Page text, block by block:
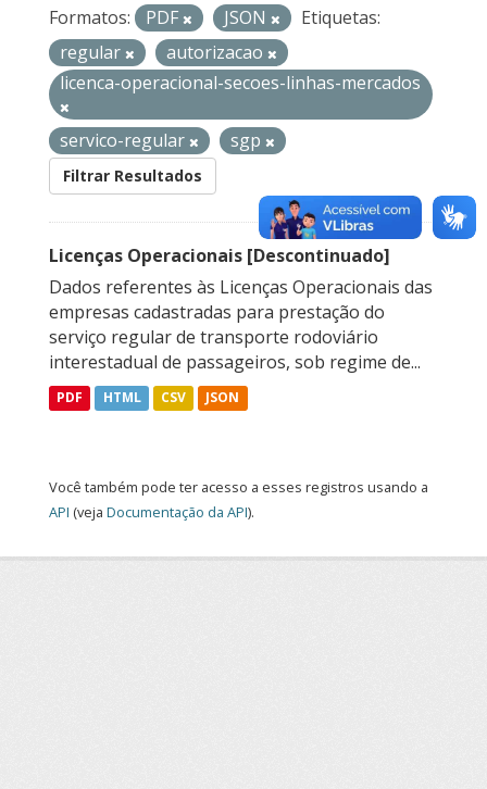
Formatos:
PDF JSON
Etiquetas:
regular
autorizacao
licenca-operacional-secoes-linhas-mercados
servico-regular sgp
Filtrar Resultados
Licenças Operacionais [Descontinuado]
Dados referentes às Licenças Operacionais das
empresas cadastradas para prestação do
serviço regular de transporte rodoviário
interestadual de passageiros, sob regime de...
PDF HTML CSV JSON
Você também pode ter acesso a esses registros usando a
API (veja Documentação da API).